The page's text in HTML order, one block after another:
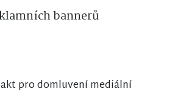
bannerů
pro domluvení mediální